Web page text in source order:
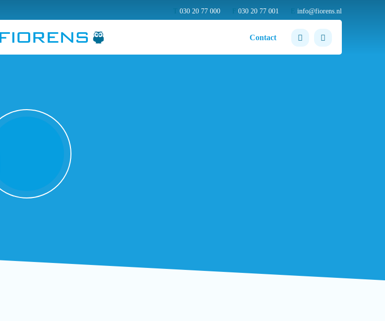
030 20 77 000 030 20 77 001 info@fiorens.nl
Contact